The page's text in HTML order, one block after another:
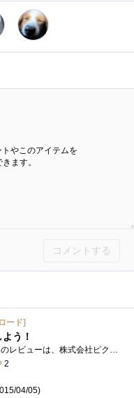
やこのアイテムを
ます。
コメントする
ード]
う！
パッチコです。今回のレビューは、株式会社ピクセラのStationTV®です。 StationTVは、対応テレビチューナーを接続することで、Macでもテレビ番�...
2
04/05)